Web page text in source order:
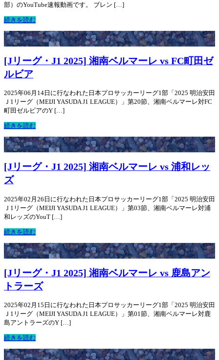
部）のYouTube速報動画です。 ブレン […]
続きを読む
[Jリーグ・J1 2025] 湘南ベルマーレ vs FC町田ゼ
ルビア
2025年06月14日に行なわれた日本プロサッカーリーグ1部「2025 明治安田
Ｊ1リーグ（MEIJI YASUDA J1 LEAGUE）」第20節、湘南ベルマーレ対FC
町田ゼルビアのY […]
続きを読む
[Jリーグ・J1 2025] 湘南ベルマーレ vs 浦和レッ
ズ
2025年02月26日に行なわれた日本プロサッカーリーグ1部「2025 明治安田
Ｊ1リーグ（MEIJI YASUDA J1 LEAGUE）」第03節、湘南ベルマーレ対浦
和レッズのYouT […]
続きを読む
[Jリーグ・J1 2025] 湘南ベルマーレ vs 鹿島アン
トラーズ
2025年02月15日に行なわれた日本プロサッカーリーグ1部「2025 明治安田
Ｊ1リーグ（MEIJI YASUDA J1 LEAGUE）」第01節、湘南ベルマーレ対鹿
島アントラーズのY […]
続きを読む